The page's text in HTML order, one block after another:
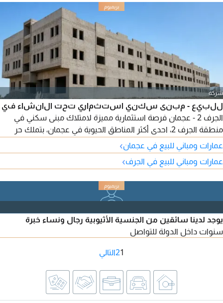
هي غايتنا ونحرص الأتكون كلمة الانتظار ضمن قواميسنا شركتنا
خطوتك الآمنة لتجديد الرخص وتخليص جميع المعاملات الحكومية
وحل مشكلة الرواتب اضافة لتخليص معاملات RTA وخدمات التخليص
شركة
للبيع - مبنى سكني استثماري تحت الانشاء في
الجرف 2 - عجمان فرصة استثمارية مميزة لامتلاك مبنى سكني في
منطقة الجرف 2، احدى أكثر المناطق الحيوية في عجمان، بتملك حر
لجميع الجنسيات، ويعد خيارا مثاليا للمستثمرين الباحثين عن مشروع
بعائد استثماري مرتفع. تفاصيل العقار الموقع الجرف 2 - عجمان. الحالة
عمارات ومباني للبيع في عجمان›
عمارات ومباني للبيع في الجرف›
يوجد لدينا سائقين من الجنسية الأثيوبية رجال ونساء خبرة
سنوات داخل الدولة للتواصل
1
2التالي